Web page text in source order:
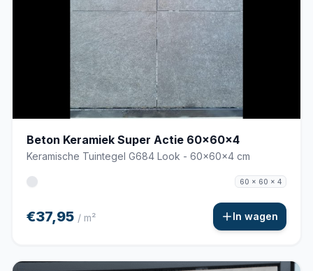
Beton Keramiek Super Actie 60x60x4
Keramische Tuintegel G684 Look - 60x60x4 cm
60 x 60 x 4
€37,95 / m² In wagen